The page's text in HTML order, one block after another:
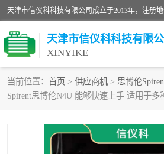
天津市信仪科科技有限
XINYIKE
当前位置： 首页 > 供应商机 > 思博伦
Spirent思博伦N4U 能够快速上手 适用于多
思博伦Spirent C50 思
思博伦Spirent C100 思